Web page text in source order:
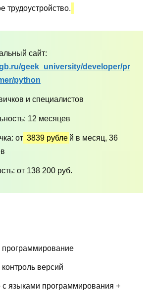
трудоустройство.
сайт:
geek_university/developer/pr
python
и специалистов
12 месяцев
от 3839 рубле й в месяц, 36
от 138 200 руб.
программирование
версий
с языками программирования +